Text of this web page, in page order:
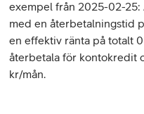
exempel från 2025-02-
med en återbetalningstid
en effektiv ränta på totalt
återbetala för kontokredit
kr/mån.